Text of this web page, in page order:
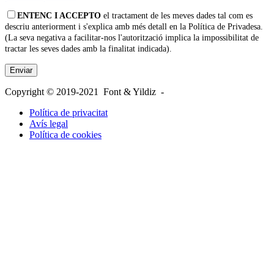
ENTENC I ACCEPTO el tractament de les meves dades tal com es
descriu anteriorment i s'explica amb més detall en la Política de Privadesa.
(La seva negativa a facilitar-nos l'autorització implica la impossibilitat de
tractar les seves dades amb la finalitat indicada).
Copyright © 2019-2021 Font & Yildiz -
Política de privacitat
Avís legal
Política de cookies